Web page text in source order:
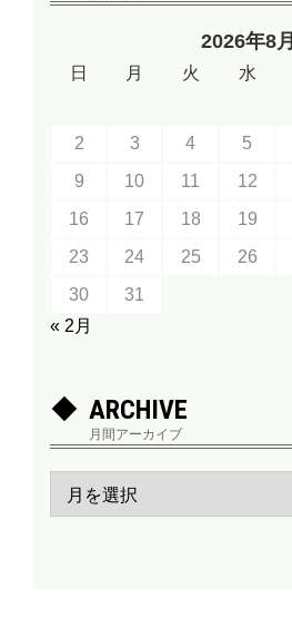
2026年8月
日 月 火 水
2
3 4 5
9
10 11 12
16
17 18 19
23
24 25 26
30
31
« 2月
ARCHIVE
月間アーカイブ